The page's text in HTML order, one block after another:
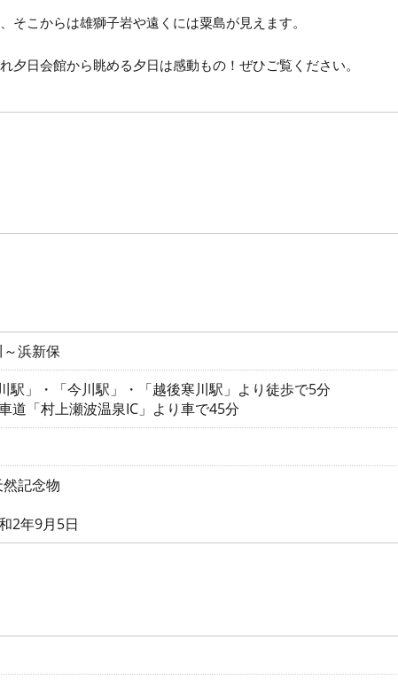
こからは雄獅子岩や遠くには粟島が見えます。
日会館から眺める夕日は感動もの！ぜひご覧ください。
浜新保
駅」・「今川駅」・「越後寒川駅」より徒歩で5分
道「村上瀬波温泉IC」より車で45分
記念物
2年9月5日